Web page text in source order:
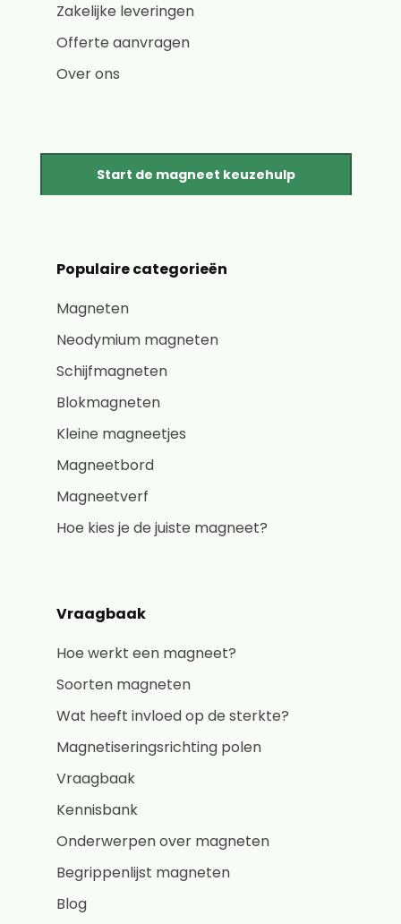
Zakelijke leveringen
Offerte aanvragen
Over ons
Start de magneet keuzehulp
Populaire categorieën
Magneten
Neodymium magneten
Schijfmagneten
Blokmagneten
Kleine magneetjes
Magneetbord
Magneetverf
Hoe kies je de juiste magneet?
Vraagbaak
Hoe werkt een magneet?
Soorten magneten
Wat heeft invloed op de sterkte?
Magnetiseringsrichting polen
Vraagbaak
Kennisbank
Onderwerpen over magneten
Begrippenlijst magneten
Blog